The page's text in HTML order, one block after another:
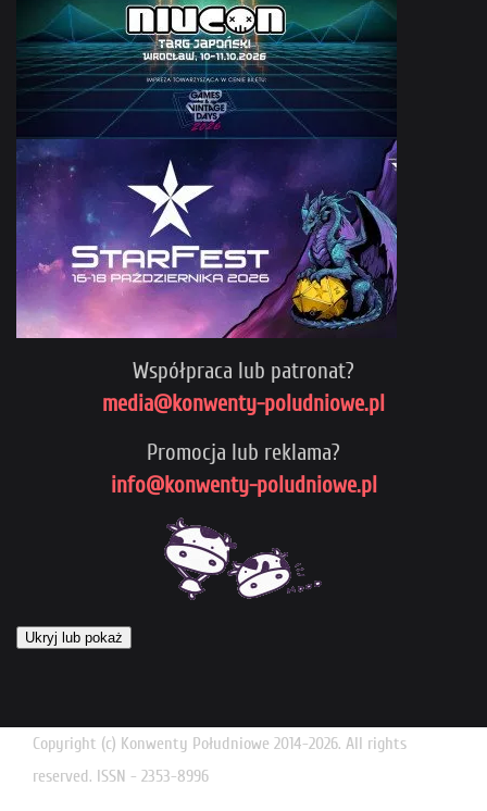
Współpraca lub patronat?
media@konwenty-poludniowe.pl
Promocja lub reklama?
info@konwenty-poludniowe.pl
Ukryj lub pokaż
Copyright (c) Konwenty Południowe 2014-2026. All rights
reserved. ISSN - 2353-8996